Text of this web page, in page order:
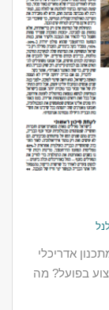
אדריכלי
בפועל? מה